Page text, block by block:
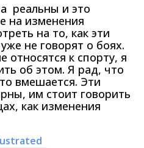
реальны и это
на изменения
на то, как эти
не говорят о боях.
относятся к спорту, я
об этом. Я рад, что
вмешается. Эти
им стоит говорить
как изменения